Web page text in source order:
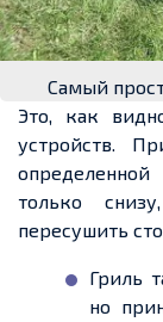
Самый
Это, как
устройств.
определенной
только
пересушить
Гриль
но